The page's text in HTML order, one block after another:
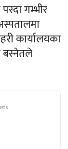
गम्भीर
कार्यालयका
बस्नेतले